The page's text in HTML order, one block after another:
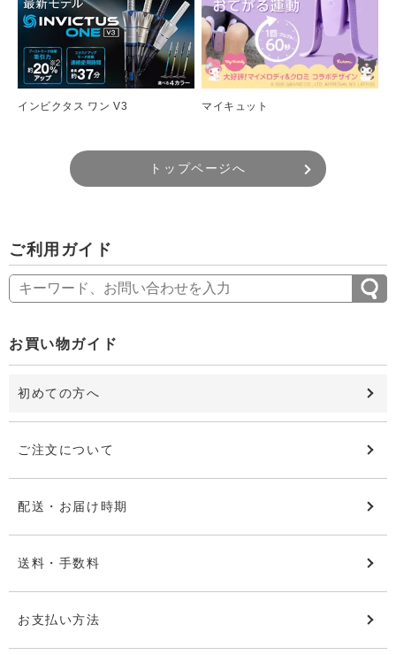
インビクタス ワン V3 マイキュット
トップページへ
ご利用ガイド
お買い物ガイド
初めての方へ
ご注文について
配送・お届け時期
送料・手数料
お支払い方法